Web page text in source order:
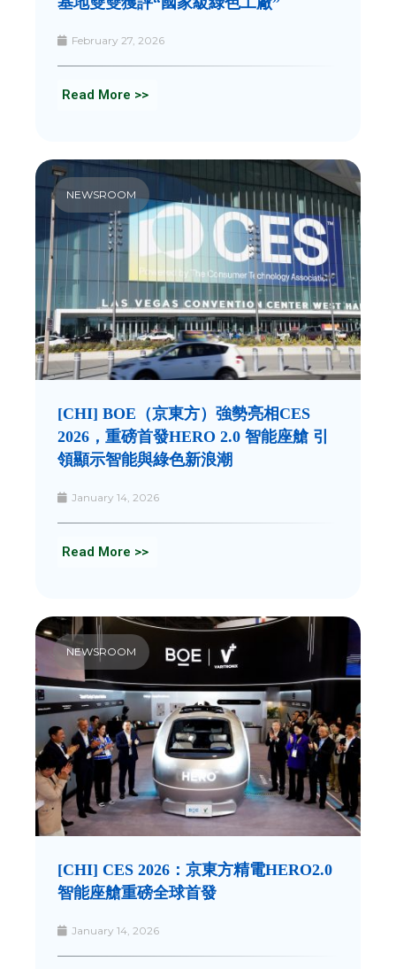
February 27, 2026
Read More >>
NEWSROOM
[CHI] BOE（京東方）強勢亮相CES
2026，重磅首發HERO 2.0 智能座艙 引
領顯示智能與綠色新浪潮
January 14, 2026
Read More >>
NEWSROOM
[CHI] CES 2026：京東方精電HERO2.0
智能座艙重磅全球首發
January 14, 2026